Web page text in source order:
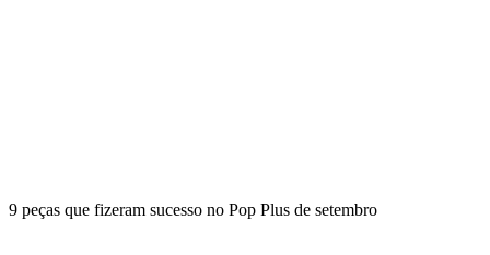
9 peças que fizeram sucesso no Pop Plus de setembro